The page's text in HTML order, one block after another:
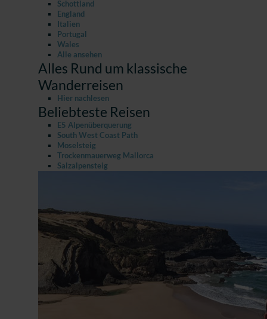
Schottland
England
Italien
Portugal
Wales
Alle ansehen
Alles Rund um klassische
Wanderreisen
Hier nachlesen
Beliebteste Reisen
E5 Alpenüberquerung
South West Coast Path
Moselsteig
Trockenmauerweg Mallorca
Salzalpensteig